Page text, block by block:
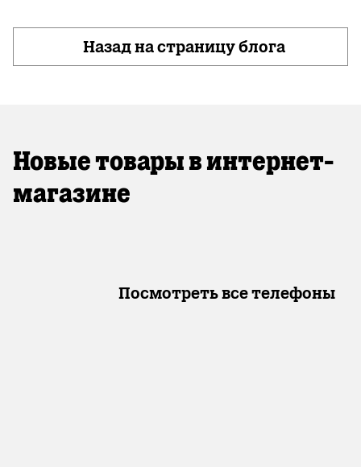
Назад на страницу блога
Новые товары в интернет-
магазине
Посмотреть все телефоны